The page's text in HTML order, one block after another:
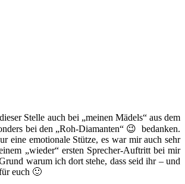
Stelle auch bei „meinen Mädels“ aus dem
bei den „Roh-Diamanten“ 😉 bedanken.
eine emotionale Stütze, es war mir auch sehr
„wieder“ ersten Sprecher-Auftritt bei mir
warum ich dort stehe, dass seid ihr – und
euch 🙂